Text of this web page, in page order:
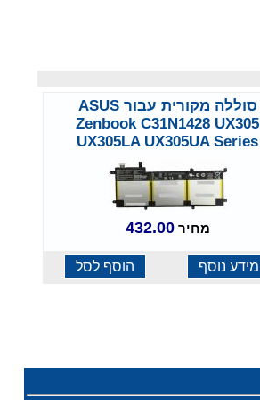
סוללה מקורית עבור ASUS
Zenbook C31N1428 UX305
UX305LA UX305UA Series
מחיר432.00
מידע נוסף הוסף לסל